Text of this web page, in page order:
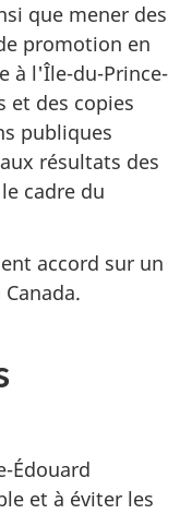
que mener des
promotion en
à l'Île-du-Prince-
et des copies
publiques
résultats des
cadre du
accord sur un
Édouard
et à éviter les